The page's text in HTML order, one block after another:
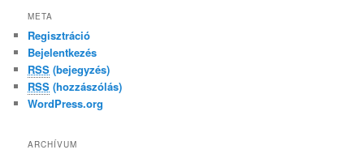
META
Regisztráció
Bejelentkezés
RSS (bejegyzés)
RSS (hozzászólás)
WordPress.org
ARCHÍVUM